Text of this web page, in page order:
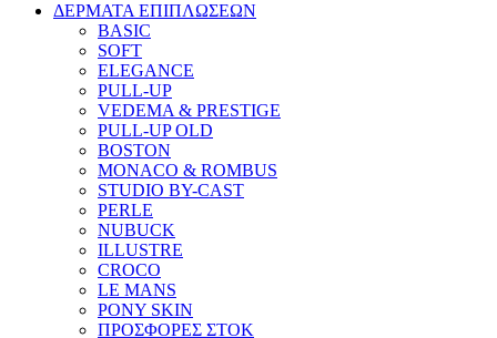
ΔΕΡΜΑΤΑ ΕΠΙΠΛΩΣΕΩΝ
BASIC
SOFT
ELEGANCE
PULL-UP
VEDEMA & PRESTIGE
PULL-UP OLD
BOSTON
MONACO & ROMBUS
STUDIO BY-CAST
PERLE
NUBUCK
ILLUSTRE
CROCO
LE MANS
PONY SKIN
ΠΡΟΣΦΟΡΕΣ ΣΤΟΚ